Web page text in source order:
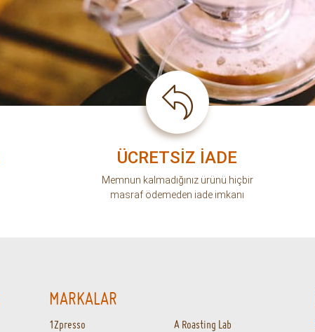
ÜCRETSİZ İADE
Memnun kalmadığınız ürünü hiçbir
masraf ödemeden iade imkanı
MARKALAR
1Zpresso
A Roasting Lab